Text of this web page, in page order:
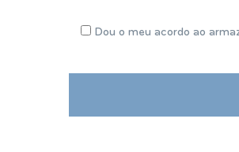
Dou o meu acordo ao